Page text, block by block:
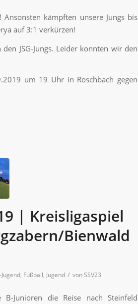
kämpften unsere Jungs bis
auf 3:1 verkürzen!
JSG-Jungs. Leider konnten wir den
um 19 Uhr in Roschbach gegen
| Kreisligaspiel
Bienwald
Jugend, Fußball, Jugend / vonSSV23
Junioren die Reise nach Steinfeld